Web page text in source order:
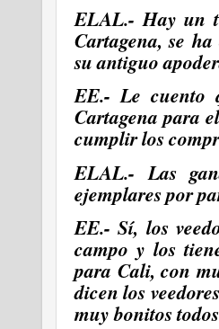
ELAL.- Hay un
Cartagena, se
su antiguo
EE.- Le cuento
Cartagena para
cumplir los
ELAL.- Las
ejemplares por
EE.- Sí, los
campo y los
para Cali, con
dicen los
muy bonitos